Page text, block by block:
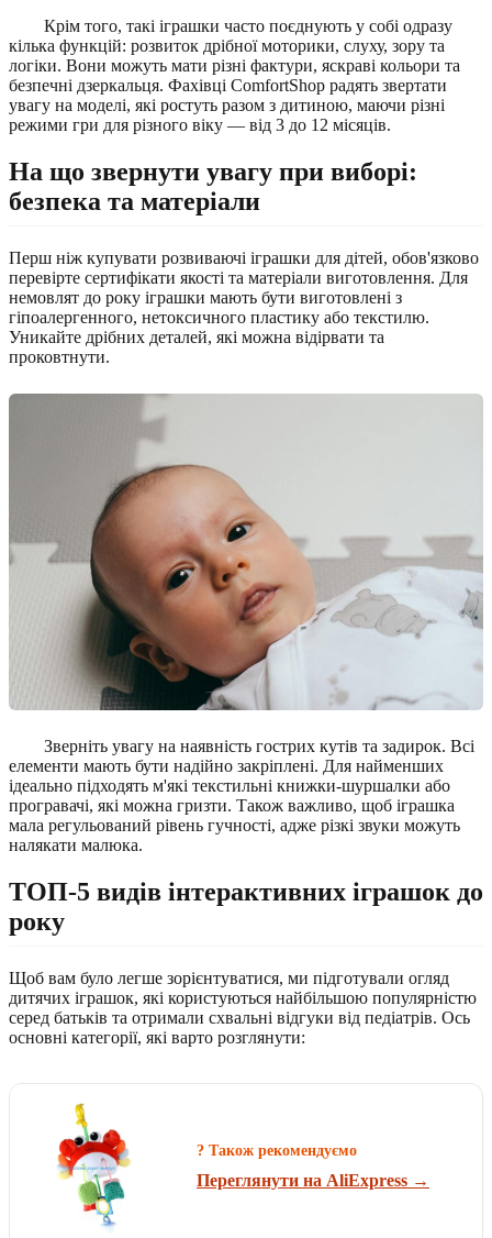
Крім того, такі іграшки часто поєднують у собі одразу
кілька функцій: розвиток дрібної моторики, слуху, зору та
логіки. Вони можуть мати різні фактури, яскраві кольори та
безпечні дзеркальця. Фахівці ComfortShop радять звертати
увагу на моделі, які ростуть разом з дитиною, маючи різні
режими гри для різного віку — від 3 до 12 місяців.
На що звернути увагу при виборі:
безпека та матеріали
Перш ніж купувати розвиваючі іграшки для дітей, обов'язково
перевірте сертифікати якості та матеріали виготовлення. Для
немовлят до року іграшки мають бути виготовлені з
гіпоалергенного, нетоксичного пластику або текстилю.
Уникайте дрібних деталей, які можна відірвати та
проковтнути.
Зверніть увагу на наявність гострих кутів та задирок. Всі
елементи мають бути надійно закріплені. Для найменших
ідеально підходять м'які текстильні книжки-шуршалки або
програвачі, які можна гризти. Також важливо, щоб іграшка
мала регульований рівень гучності, адже різкі звуки можуть
налякати малюка.
ТОП-5 видів інтерактивних іграшок до
року
Щоб вам було легше зорієнтуватися, ми підготували огляд
дитячих іграшок, які користуються найбільшою популярністю
серед батьків та отримали схвальні відгуки від педіатрів. Ось
основні категорії, які варто розглянути:
? Також рекомендуємо
Переглянути на AliExpress →